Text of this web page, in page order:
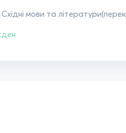
мови та